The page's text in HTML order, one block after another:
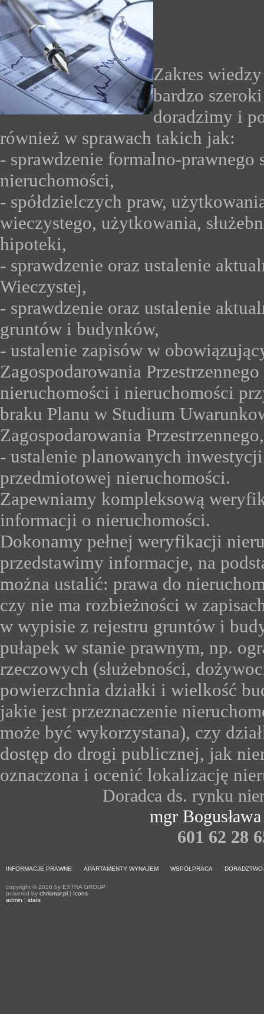
Zakres
bardzo
doradzimy i
również w sprawach takich jak:
- sprawdzenie formalno-prawnego
nieruchomości,
- spółdzielczych praw,
wieczystego, użytkowania,
hipoteki,
- sprawdzenie oraz ustalenie
Wieczystej,
- sprawdzenie oraz ustalenie
gruntów i budynków,
- ustalenie zapisów w
Zagospodarowania
nieruchomości i nieruchomości
braku Planu w Studium
Zagospodarowania Przestrzennego,
- ustalenie planowanych
przedmiotowej nieruchomości.
Zapewniamy kompleksową
informacji o nieruchomości.
Dokonamy pełnej weryfikacji
przedstawimy informacje, na
można ustalić: prawa do
czy nie ma rozbieżności w
w wypisie z rejestru gruntów i
pułapek w stanie prawnym, np.
rzeczowych (służebności,
powierzchnia działki i wielkość
jakie jest przeznaczenie
może być wykorzystana), czy
dostęp do drogi publicznej, jak
oznaczona i ocenić lokalizację
Doradca ds. rynku
mgr
601 62 28
INFORMACJE PRAWNE APARTAMENTY WYNAJEM WSPÓŁPRACA
copyright © 2026 by EXTRA GROUP
powered by chrismar.pl | Icons
admin | stats